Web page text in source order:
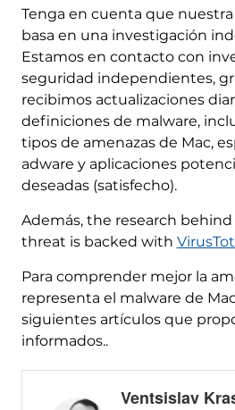
Tenga en cuenta que
basa en una investigación
Estamos en contacto con
seguridad independientes,
recibimos actualizaciones
definiciones de malware,
tipos de amenazas de Mac,
adware y aplicaciones
deseadas (satisfecho).
Además, the research behind
threat is backed with
Para comprender mejor la
representa el malware de
siguientes artículos que
informados..
Ventsislav